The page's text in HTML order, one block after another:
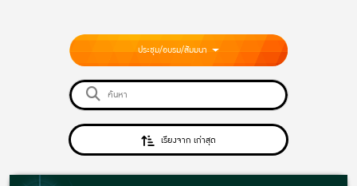
ประชุม/อบรม/สัมมนา
เรียงจาก เก่าสุด